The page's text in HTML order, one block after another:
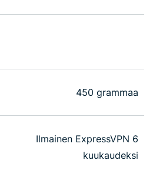
450 grammaa
Ilmainen ExpressVPN 6
kuukaudeksi